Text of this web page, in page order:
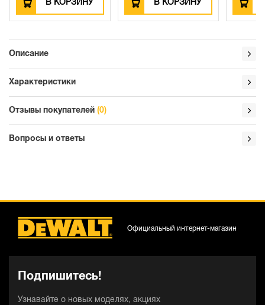
В КОРЗИНУ В КОРЗИНУ
Описание
Характеристики
Отзывы покупателей (0)
Вопросы и ответы
Подпишитесь!
Узнавайте о новых моделях, акциях
Официальный интернет-магазин